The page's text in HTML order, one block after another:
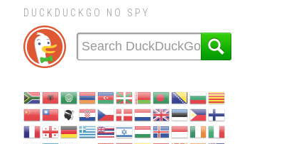
DUCKDUCKGO NO SPY